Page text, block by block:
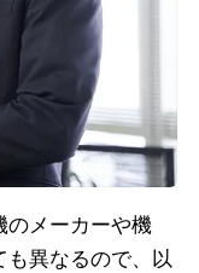
のメーカーや機
も異なるので、以